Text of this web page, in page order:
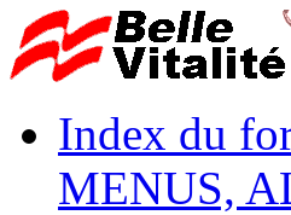
Index du
MENUS,